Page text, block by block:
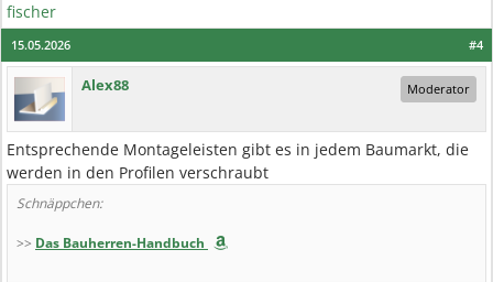
fischer
#4
15.05.2026
Alex88 Moderator
Entsprechende Montageleisten gibt es in jedem Baumarkt, die
werden in den Profilen verschraubt
Schnäppchen:
>> Das Bauherren-Handbuch